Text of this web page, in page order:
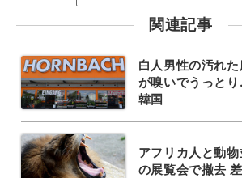
関連記事
白人男性の汚れ
が嗅いでうっと
韓国
アフリカ人と動
の展覧会で撤去